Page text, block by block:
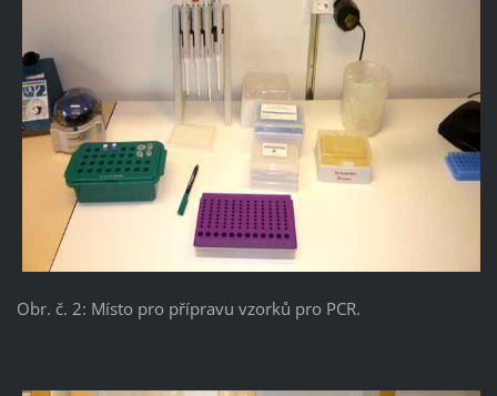
Obr. č. 2: Místo pro přípravu vzorků pro PCR.